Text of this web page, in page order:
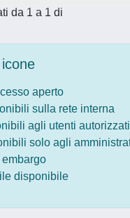
da 1 a 1 di
aperto
sulla rete interna
agli utenti autorizzati
solo agli
disponibile